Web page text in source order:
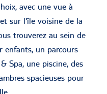
avec une vue à
sur l'île voisine de la
trouverez au sein de
enfants, un parcours
Spa, une piscine, des
spacieuses pour